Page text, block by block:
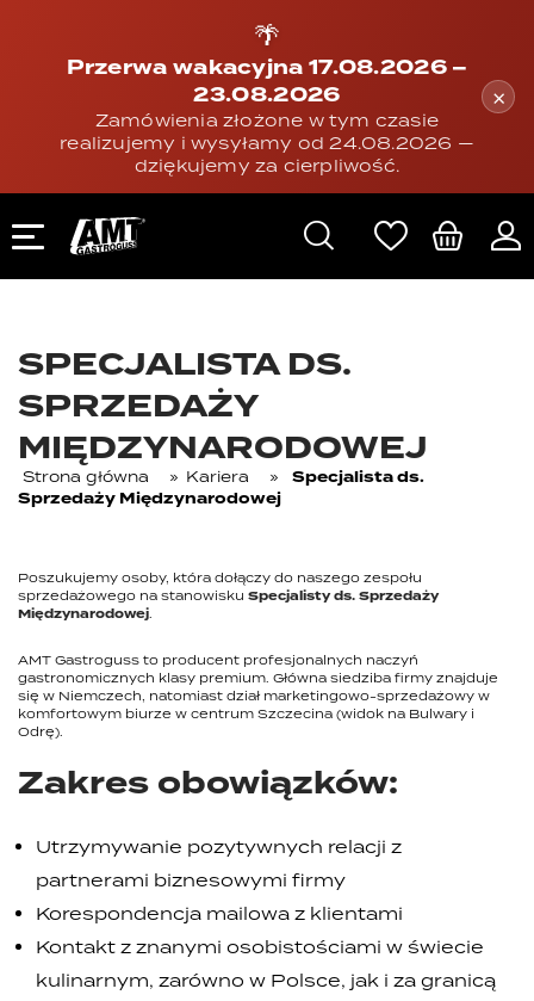
🌴
Przerwa wakacyjna 17.08.2026 –
23.08.2026
Zamówienia złożone w tym czasie
realizujemy i wysyłamy od 24.08.2026 —
dziękujemy za cierpliwość.
×
SPECJALISTA DS.
SPRZEDAŻY
MIĘDZYNARODOWEJ
Strona główna » Kariera »
Specjalista ds.
Sprzedaży Międzynarodowej
Poszukujemy osoby, która dołączy do naszego zespołu
sprzedażowego na stanowisku Specjalisty ds. Sprzedaży
Międzynarodowej.
AMT Gastroguss to producent profesjonalnych naczyń
gastronomicznych klasy premium. Główna siedziba firmy znajduje
się w Niemczech, natomiast dział marketingowo-sprzedażowy w
komfortowym biurze w centrum Szczecina (widok na Bulwary i
Odrę).
Zakres obowiązków:
Utrzymywanie pozytywnych relacji z
partnerami biznesowymi firmy
Korespondencja mailowa z klientami
Kontakt z znanymi osobistościami w świecie
kulinarnym, zarówno w Polsce, jak i za granicą